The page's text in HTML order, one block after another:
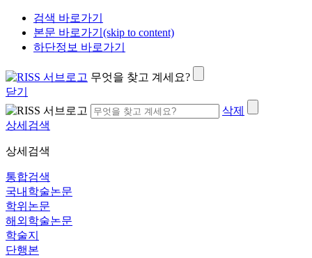
검색 바로가기
본문 바로가기(skip to content)
하단정보 바로가기
무엇을 찾고 계세요?
닫기
삭제
상세검색
상세검색
통합검색
국내학술논문
학위논문
해외학술논문
학술지
단행본